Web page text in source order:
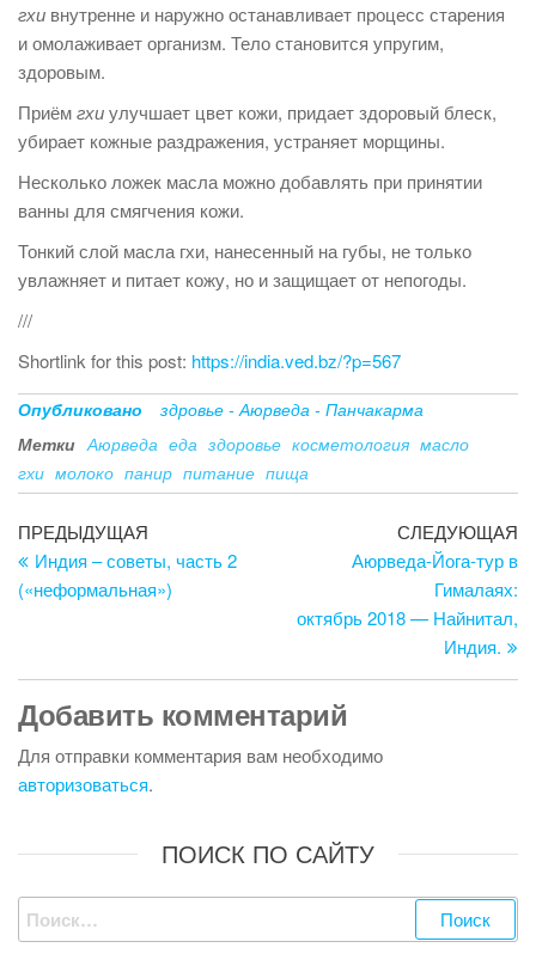
гхи внутренне и наружно останавливает процесс старения
и омолаживает организм. Тело становится упругим,
здоровым.
Приёмгхиулучшает цвет кожи, придает здоровый блеск,
убирает кожные раздражения, устраняет морщины.
Несколько ложек масла можно добавлять при принятии
ванны для смягчения кожи.
Тонкий слой масла гхи, нанесенный на губы, не только
увлажняет и питает кожу, но и защищает от непогоды.
///
Shortlink for this post: https://india.ved.bz/?p=567
Опубликовано
здровье - Аюрведа - Панчакарма
Метки Аюрведа еда здоровье косметология масло
гхи молоко панир питание пища
Навигация
по
записям
Предыдущая
запись
ПРЕДЫДУЩАЯ
Индия – советы, часть 2
(«неформальная»)
СЛЕДУЮЩАЯ
Аюрведа-Йога-тур в
Гималаях:
октябрь 2018 — Найнитал,
Индия.
Добавить комментарий
Для отправки комментария вам необходимо
авторизоваться.
ПОИСК ПО САЙТУ
Найти: